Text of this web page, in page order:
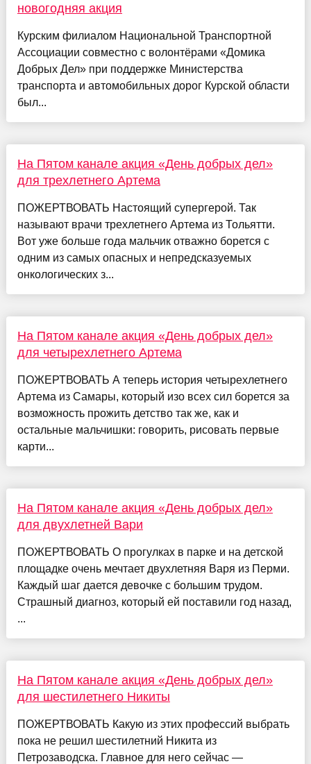
новогодняя акция
Курским филиалом Национальной Транспортной
Ассоциации совместно с волонтёрами «Домика
Добрых Дел» при поддержке Министерства
транспорта и автомобильных дорог Курской области
был...
На Пятом канале акция «День добрых дел»
для трехлетнего Артема
ПОЖЕРТВОВАТЬ Настоящий супергерой. Так
называют врачи трехлетнего Артема из Тольятти.
Вот уже больше года мальчик отважно борется с
одним из самых опасных и непредсказуемых
онкологических з...
На Пятом канале акция «День добрых дел»
для четырехлетнего Артема
ПОЖЕРТВОВАТЬ А теперь история четырехлетнего
Артема из Самары, который изо всех сил борется за
возможность прожить детство так же, как и
остальные мальчишки: говорить, рисовать первые
карти...
На Пятом канале акция «День добрых дел»
для двухлетней Вари
ПОЖЕРТВОВАТЬ О прогулках в парке и на детской
площадке очень мечтает двухлетняя Варя из Перми.
Каждый шаг дается девочке с большим трудом.
Страшный диагноз, который ей поставили год назад,
...
На Пятом канале акция «День добрых дел»
для шестилетнего Никиты
ПОЖЕРТВОВАТЬ Какую из этих профессий выбрать
пока не решил шестилетний Никита из
Петрозаводска. Главное для него сейчас —